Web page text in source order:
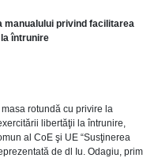
manualului privind facilitarea
întrunire
rotundă cu privire la
libertăţii la întrunire,
al CoE şi UE “Susţinerea
de dl Iu. Odagiu, prim